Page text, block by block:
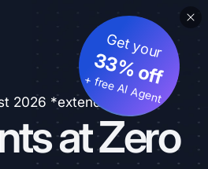
2026 *extended
at Zero
Get your
33% off
+ free AI Agent